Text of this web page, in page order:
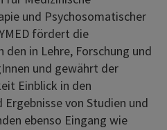
und Psychosomatischer
fördert die
in Lehre, Forschung und
und gewährt der
Einblick in den
Ergebnisse von Studien und
ebenso Eingang wie